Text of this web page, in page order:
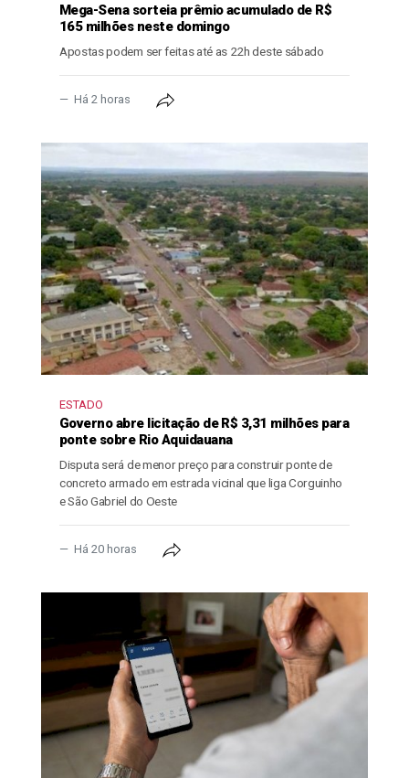
Mega-Sena sorteia prêmio acumulado de R$
165 milhões neste domingo
Apostas podem ser feitas até as 22h deste sábado
Há 2 horas
ESTADO
Governo abre licitação de R$ 3,31 milhões para
ponte sobre Rio Aquidauana
Disputa será de menor preço para construir ponte de
concreto armado em estrada vicinal que liga Corguinho
e São Gabriel do Oeste
Há 20 horas